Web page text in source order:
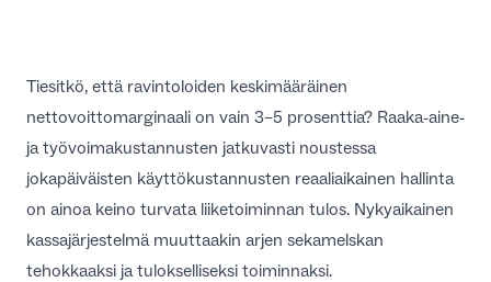
FI
Tiesitkö, että ravintoloiden keskimääräinen
nettovoittomarginaali on vain 3–5 prosenttia? Raaka-aine-
ja työvoimakustannusten jatkuvasti noustessa
jokapäiväisten käyttökustannusten reaaliaikainen hallinta
on ainoa keino turvata liiketoiminnan tulos. Nykyaikainen
kassajärjestelmä muuttaakin arjen sekamelskan
tehokkaaksi ja tulokselliseksi toiminnaksi.